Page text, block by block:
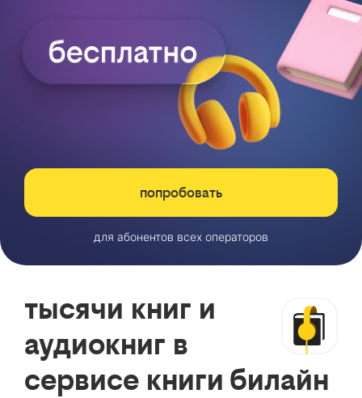
попробовать
для абонентов всех операторов
тысячи книг и
аудиокниг в
сервисе книги билайн